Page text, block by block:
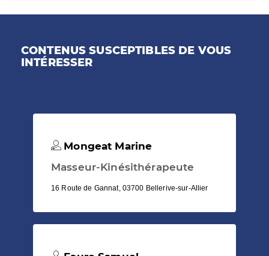
CONTENUS SUSCEPTIBLES DE VOUS
INTÉRESSER
Mongeat Marine
Masseur-Kinésithérapeute
16 Route de Gannat, 03700 Bellerive-sur-Allier